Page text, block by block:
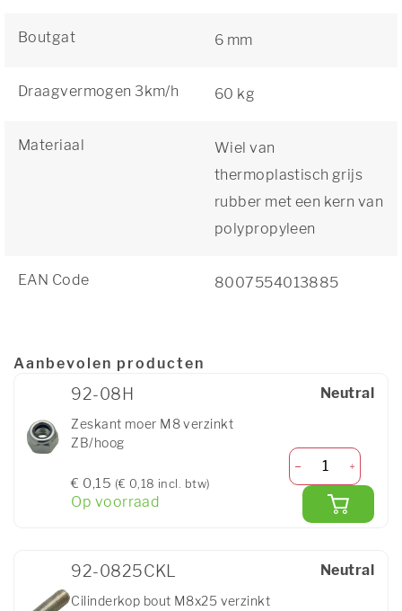
Boutgat 6 mm
Draagvermogen 3km/h 60 kg
Materiaal
Wiel van
thermoplastisch grijs
rubber met een kern van
polypropyleen
EAN Code 8007554013885
Aanbevolen producten
Neutral
92-08H
Zeskant moer M8 verzinkt
ZB/hoog
€ 0,15 (€ 0,18 incl. btw)
Op voorraad
Neutral
92-0825CKL
Cilinderkop bout M8x25 verzinkt